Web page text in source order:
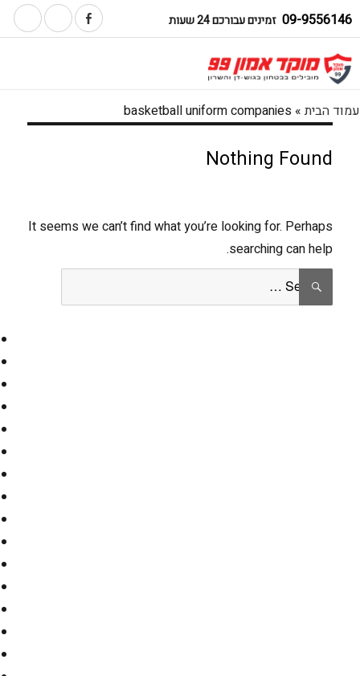
09-9556146 זמינים עבורכם 24 שעות
עמוד הבית»
basketball uniform companies
Nothing Found
It seems we can’t find what you’re looking for. Perhaps
searching can help.
Search
for:
SEARCH